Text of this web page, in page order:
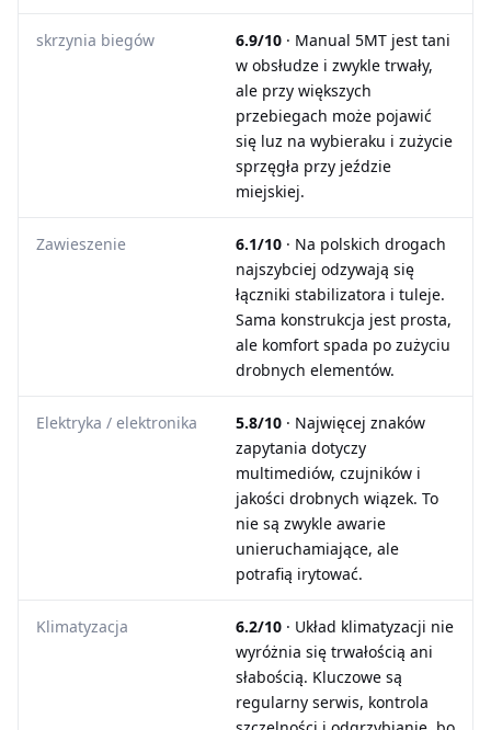
skrzynia biegów 6.9/10 · Manual 5MT jest tani
w obsłudze i zwykle trwały,
ale przy większych
przebiegach może pojawić
się luz na wybieraku i zużycie
sprzęgła przy jeździe
miejskiej.
Zawieszenie 6.1/10 · Na polskich drogach
najszybciej odzywają się
łączniki stabilizatora i tuleje.
Sama konstrukcja jest prosta,
ale komfort spada po zużyciu
drobnych elementów.
Elektryka / elektronika 5.8/10 · Najwięcej znaków
zapytania dotyczy
multimediów, czujników i
jakości drobnych wiązek. To
nie są zwykle awarie
unieruchamiające, ale
potrafią irytować.
Klimatyzacja 6.2/10 · Układ klimatyzacji nie
wyróżnia się trwałością ani
słabością. Kluczowe są
regularny serwis, kontrola